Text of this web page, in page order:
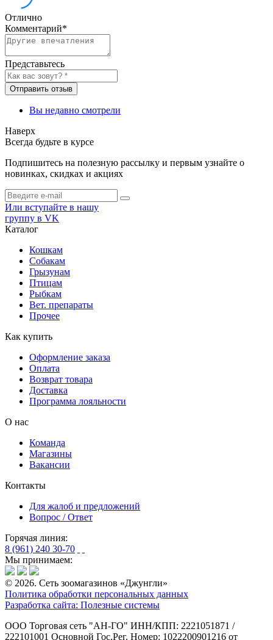
Отлично
Комментарий*
Представьтесь
Отправить отзыв
Вы недавно смотрели
Наверх
Всегда будьте в курсе
Подпишитесь на полезную рассылку и первым узнайте о
новинках, скидках и акциях
Или вступайте в нашу
группу в VK
Каталог
Кошкам
Собакам
Грызунам
Птицам
Рыбкам
Вет. препараты
Прочее
Как купить
Оформление заказа
Оплата
Возврат товара
Доставка
Программа лояльности
О нас
Команда
Магазины
Вакансии
Контакты
Для жалоб и предложений
Вопрос / Ответ
Горячая линия:
8 (961) 240 30-70
Мы принимаем:
© 2026. Сеть зоомагазинов «Джунгли»
Политика обработки персональных данных
Разработка сайта: Полезные системы
ООО Торговая сеть "АН-ГО" ИНН/КПП: 2221051871 /
222101001 Основной Гос.Рег. Номер: 1022200901216 от